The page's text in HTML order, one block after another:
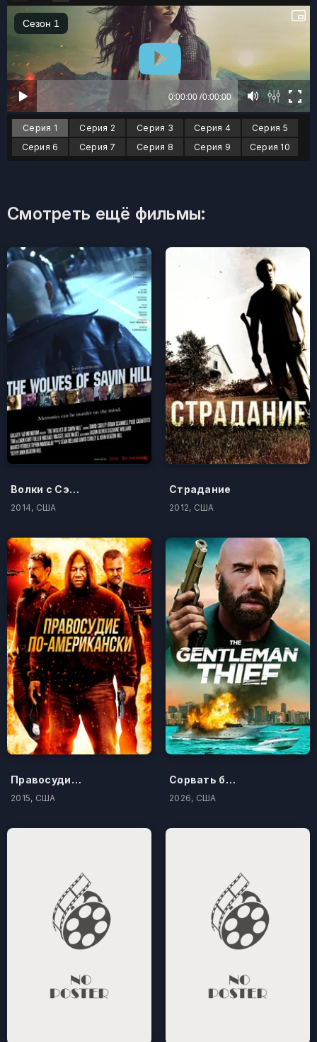
Серия 1 Серия 2 Серия 3 Серия 4
Серия 5
Серия 6
Серия 7 Серия 8 Серия 9 Серия 10
Смотреть ещё фильмы:
Волки с Сэйвин-Хилл
2014, США
Страдание
2012, США
Правосудие по-американски
2015, США
Сорвать банк 3: Вор-джентльмен
2026, США